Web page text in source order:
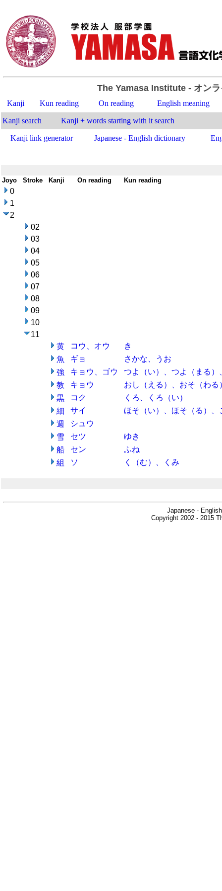
The Yamasa Institute- オンラ
Kanji Kun reading On reading English meaning
Kanji search Kanji + words starting with it search
Kanji link generator Japanese - English dictionary
Joyo Stroke Kanji On reading Kun reading
0
1
2
02
03
04
05
06
07
08
09
10
11
黄
コウ、オウ
き
魚
ギョ
さかな、うお
強
キョウ、ゴウ
つよ（い）、つよ（まる）
教
キョウ
おし（える）、おそ（わる
黒
コク
くろ、くろ（い）
細
サイ
ほそ（い）、ほそ（る）、
週
シュウ
雪
セツ
ゆき
船
セン
ふね
組
ソ く（む）、くみ
Japanese -
Copyright 2002 - 2015